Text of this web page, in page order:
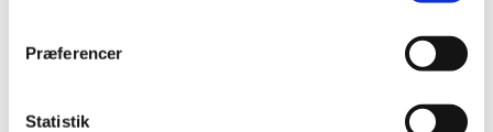
Præferencer
Statistik